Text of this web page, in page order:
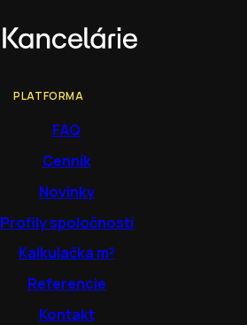
PLATFORMA
FAQ
Cenník
Novinky
Profily spoločností
Kalkulačka m²
Referencie
Kontakt